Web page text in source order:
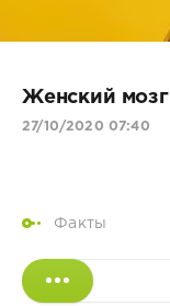
Женский мозг
27/10/2020 07:40
Факты